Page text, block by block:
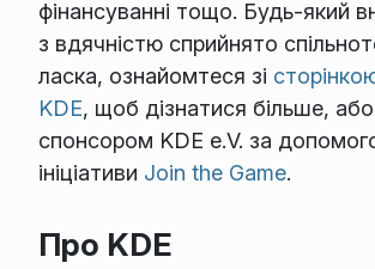
фінансуванні тощо. Будь-який
з вдячністю сприйнято
ласка, ознайомтеся зі
KDE, щоб дізнатися більше,
спонсором KDE e.V. за
ініціативи Join the Game.
Про KDE